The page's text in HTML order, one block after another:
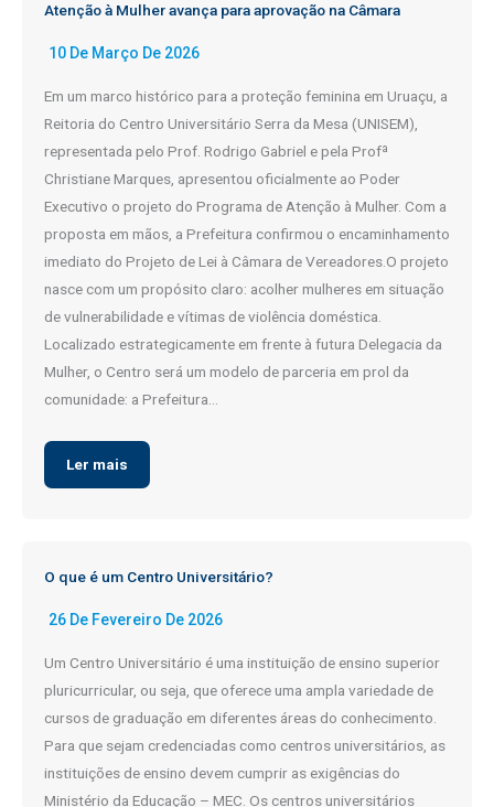
Atenção à Mulher avança para aprovação na Câmara
10 De Março De 2026
Em um marco histórico para a proteção feminina em Uruaçu, a
Reitoria do Centro Universitário Serra da Mesa (UNISEM),
representada pelo Prof. Rodrigo Gabriel e pela Profª
Christiane Marques, apresentou oficialmente ao Poder
Executivo o projeto do Programa de Atenção à Mulher. Com a
proposta em mãos, a Prefeitura confirmou o encaminhamento
imediato do Projeto de Lei à Câmara de Vereadores.O projeto
nasce com um propósito claro: acolher mulheres em situação
de vulnerabilidade e vítimas de violência doméstica.
Localizado estrategicamente em frente à futura Delegacia da
Mulher, o Centro será um modelo de parceria em prol da
comunidade: a Prefeitura…
Ler mais
O que é um Centro Universitário?
26 De Fevereiro De 2026
Um Centro Universitário é uma instituição de ensino superior
pluricurricular, ou seja, que oferece uma ampla variedade de
cursos de graduação em diferentes áreas do conhecimento.
Para que sejam credenciadas como centros universitários, as
instituições de ensino devem cumprir as exigências do
Ministério da Educação – MEC. Os centros universitários